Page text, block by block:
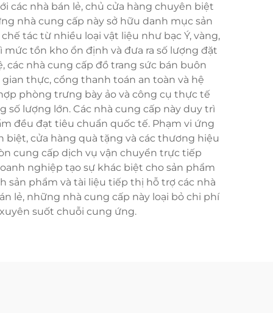
các nhà bán lẻ, chủ cửa hàng chuyên biệt
nhà cung cấp này sở hữu danh mục sản
tác từ nhiều loại vật liệu như bạc Ý, vàng,
tồn kho ổn định và đưa ra số lượng đặt
nhà cung cấp đồ trang sức bán buôn
thực, cổng thanh toán an toàn và hệ
phòng trưng bày ảo và công cụ thực tế
lượng lớn. Các nhà cung cấp này duy trì
đều đạt tiêu chuẩn quốc tế. Phạm vi ứng
cửa hàng quà tặng và các thương hiệu
cung cấp dịch vụ vận chuyển trực tiếp
nghiệp tạo sự khác biệt cho sản phẩm
sản phẩm và tài liệu tiếp thị hỗ trợ các nhà
lẻ, những nhà cung cấp này loại bỏ chi phí
suốt chuỗi cung ứng.